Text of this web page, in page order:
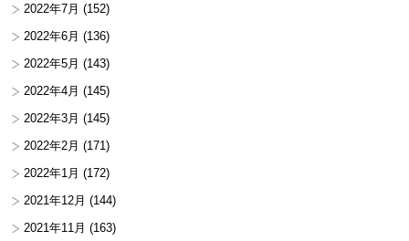
2022年7月 (152)
2022年6月 (136)
2022年5月 (143)
2022年4月 (145)
2022年3月 (145)
2022年2月 (171)
2022年1月 (172)
2021年12月 (144)
2021年11月 (163)